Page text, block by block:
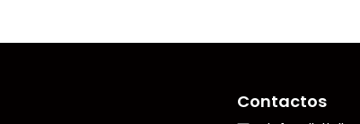
Contactos